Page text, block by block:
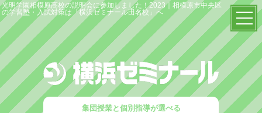
光明学園相模原高校の説明会に参加しました！2023｜相模原市中央区
の学習塾・入試対策は「横浜ゼミナール田名校」へ
集団授業と個別指導が選べる
TOP
当塾の特徴
塾概要